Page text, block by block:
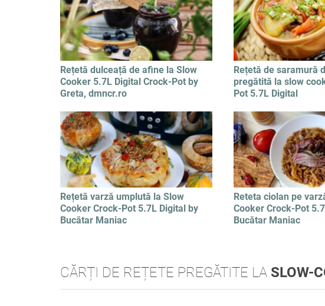
Rețetă dulceață de afine la Slow
Cooker 5.7L Digital Crock-Pot by
Greta, dmncr.ro
Rețetă de saramură
pregătită la slow
Pot 5.7L Digital
Rețetă varză umplută la Slow
Cooker Crock-Pot 5.7L Digital by
Bucătar Maniac
Reteta ciolan pe
Cooker Crock-Pot
Bucătar Maniac
CĂRȚI DE REȚETE PREGĂTITE LA SLOW-